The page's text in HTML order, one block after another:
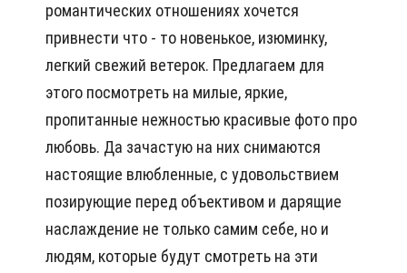
романтических отношениях хочется
привнести что - то новенькое, изюминку,
легкий свежий ветерок. Предлагаем для
этого посмотреть на милые, яркие,
пропитанные нежностью красивые фото про
любовь. Да зачастую на них снимаются
настоящие влюбленные, с удовольствием
позирующие перед объективом и дарящие
наслаждение не только самим себе, но и
людям, которые будут смотреть на эти